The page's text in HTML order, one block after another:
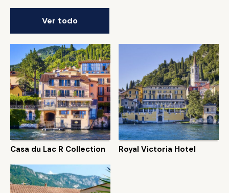
Ver todo
Casa du Lac R Collection Royal Victoria Hotel